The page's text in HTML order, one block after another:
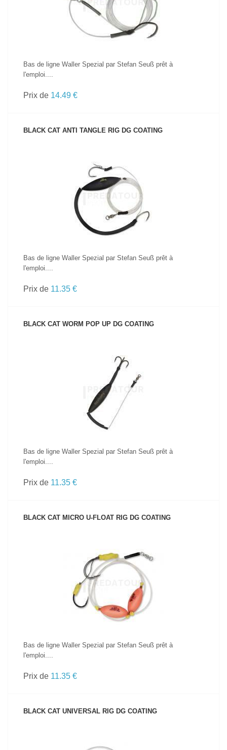
Bas de ligne Waller Spezial par Stefan Seuß prêt à
l'emploi....
Prix de 14.49 €
BLACK CAT ANTI TANGLE RIG DG COATING
VOIR LE PRODUIT
Bas de ligne Waller Spezial par Stefan Seuß prêt à
l'emploi....
Prix de 11.35 €
BLACK CAT WORM POP UP DG COATING
VOIR LE PRODUIT
Bas de ligne Waller Spezial par Stefan Seuß prêt à
l'emploi....
Prix de 11.35 €
BLACK CAT MICRO U-FLOAT RIG DG COATING
VOIR LE PRODUIT
Bas de ligne Waller Spezial par Stefan Seuß prêt à
l'emploi....
Prix de 11.35 €
BLACK CAT UNIVERSAL RIG DG COATING